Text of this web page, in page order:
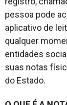
pessoa pode
aplicativo de
qualquer
entidades
suas notas
do Estado.